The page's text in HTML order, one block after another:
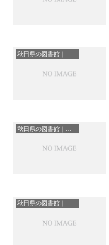
秋田県の図書館｜勉強できる場所